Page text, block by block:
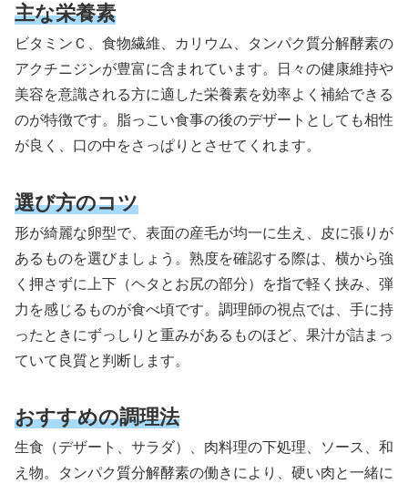
主な栄養素
ビタミンＣ、食物繊維、カリウム、タンパク質分解酵素の
アクチニジンが豊富に含まれています。日々の健康維持や
美容を意識される方に適した栄養素を効率よく補給できる
のが特徴です。脂っこい食事の後のデザートとしても相性
が良く、口の中をさっぱりとさせてくれます。
選び方のコツ
形が綺麗な卵型で、表面の産毛が均一に生え、皮に張りが
あるものを選びましょう。熟度を確認する際は、横から強
く押さずに上下（ヘタとお尻の部分）を指で軽く挟み、弾
力を感じるものが食べ頃です。調理師の視点では、手に持
ったときにずっしりと重みがあるものほど、果汁が詰まっ
ていて良質と判断します。
おすすめの調理法
生食（デザート、サラダ）、肉料理の下処理、ソース、和
え物。タンパク質分解酵素の働きにより、硬い肉と一緒に